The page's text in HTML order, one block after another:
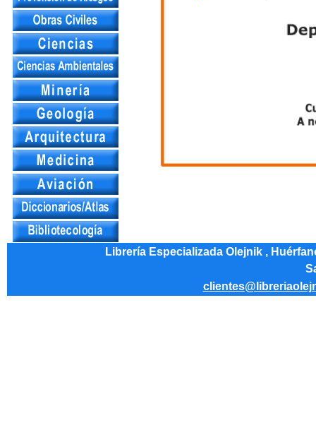
Librería Especializada Olejnik ,